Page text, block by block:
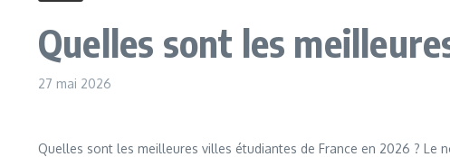
Quelles sont les
27 mai 2026
Quelles sont les meilleures villes étudiantes de France en 2026 ? Le